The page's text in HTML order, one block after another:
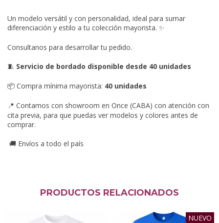
Un modelo versátil y con personalidad, ideal para sumar
diferenciación y estilo a tu colección mayorista. ✨
Consultanos para desarrollar tu pedido.
🧵 Servicio de bordado disponible desde 40 unidades
📦 Compra mínima mayorista: 40 unidades
📍 Contamos con showroom en Once (CABA) con atención con
cita previa, para que puedas ver modelos y colores antes de
comprar.
🚚 Envíos a todo el país
PRODUCTOS RELACIONADOS
NUEVO